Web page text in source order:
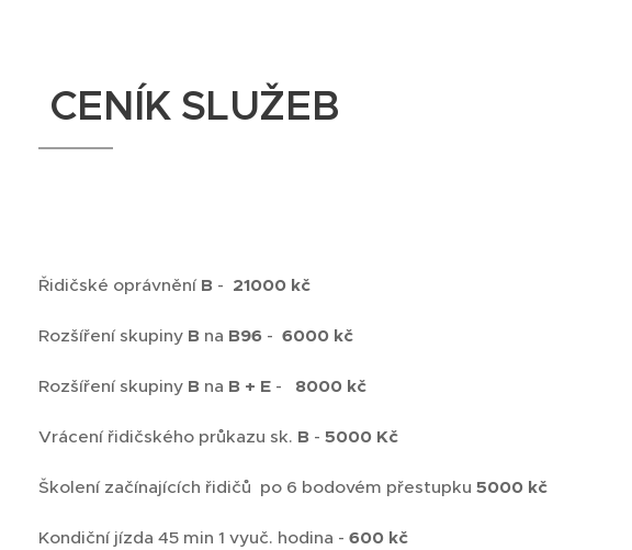
CENÍK SLUŽEB
Řidičské oprávnění B - 21000 kč
Rozšíření skupiny B na B96 - 6000 kč
Rozšíření skupiny B na B + E - 8000 kč
Vrácení řidičského průkazu sk. B - 5000 Kč
Školení začínajících řidičů po 6 bodovém přestupku 5000 kč
Kondiční jízda 45 min 1 vyuč. hodina - 600 kč